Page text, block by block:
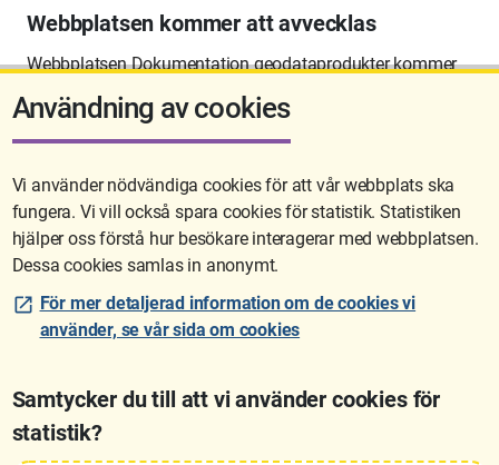
Webbplatsen kommer att avvecklas
Webbplatsen Dokumentation geodataprodukter kommer
att avvecklas på sikt.
Sidan uppdaterades senast: 2026-06-10 12:58
Användning av cookies
Vi använder nödvändiga cookies för att vår webbplats ska
fungera. Vi vill också spara cookies för statistik. Statistiken
hjälper oss förstå hur besökare interagerar med webbplatsen.
Dessa cookies samlas in anonymt.
För mer detaljerad information om de cookies vi
använder, se vår sida om cookies
Samtycker du till att vi använder cookies för
statistik?
Lantmäteriet är den myndighet som kartlägger Sverige. Till våra